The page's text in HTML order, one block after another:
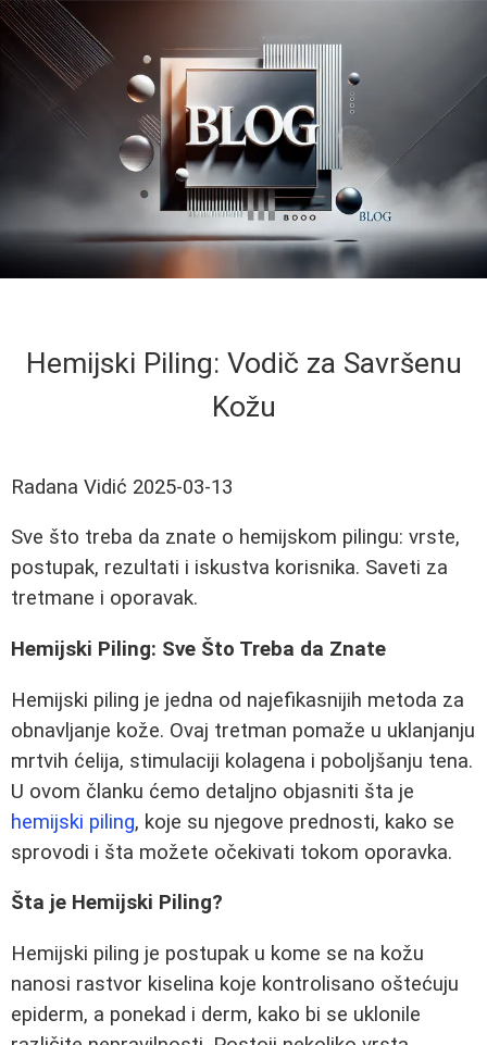
Hemijski Piling: Vodič za Savršenu
Kožu
Radana Vidić 2025-03-13
Sve što treba da znate o hemijskom pilingu: vrste,
postupak, rezultati i iskustva korisnika. Saveti za
tretmane i oporavak.
Hemijski Piling: Sve Što Treba da Znate
Hemijski piling je jedna od najefikasnijih metoda za
obnavljanje kože. Ovaj tretman pomaže u uklanjanju
mrtvih ćelija, stimulaciji kolagena i poboljšanju tena.
U ovom članku ćemo detaljno objasniti šta je
hemijski piling, koje su njegove prednosti, kako se
sprovodi i šta možete očekivati tokom oporavka.
Šta je Hemijski Piling?
Hemijski piling je postupak u kome se na kožu
nanosi rastvor kiselina koje kontrolisano oštećuju
epiderm, a ponekad i derm, kako bi se uklonile